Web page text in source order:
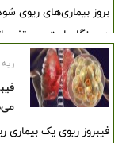
بروز بیماری‌های ریوی
در هنگام استرس،
ریه‌ها را به خطر
تنفسی و بیماری‌های
پیشگیری و درمان
ریه
فیبروز ریوی یک